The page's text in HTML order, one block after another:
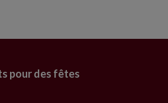
pour des fêtes